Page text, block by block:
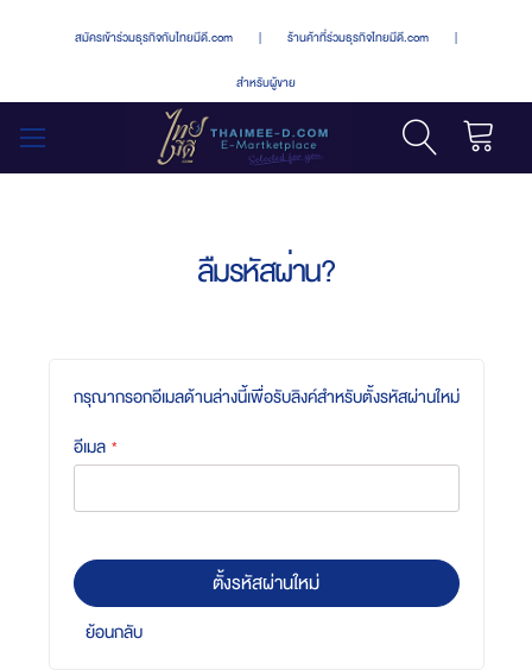
สมัครเข้าร่วมธุรกิจกับไทยมีดี.com | ร้านค้าที่ร่วมธุรกิจไทยมีดี.com |
สำหรับผู้ขาย
ลืมรหัสผ่าน?
กรุณากรอกอีเมลด้านล่างนี้เพื่อรับลิงค์สำหรับตั้งรหัสผ่านใหม่
อีเมล
ตั้งรหัสผ่านใหม่
ย้อนกลับ